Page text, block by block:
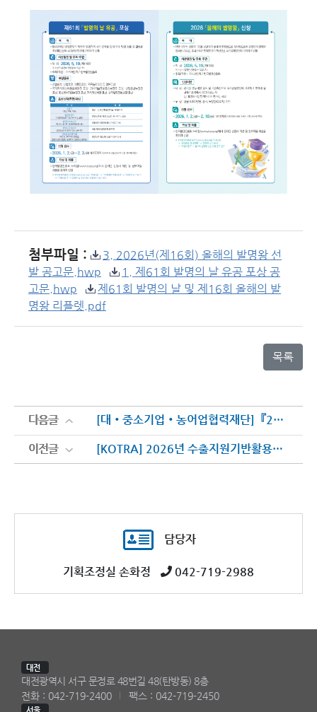
첨부파일 :
3. 2026년(제16회) 올해의 발명왕 선
발 공고문.hwp
1. 제61회 발명의 날 유공 포상 공
고문.hwp
제61회 발명의 날 및 제16회 올해의 발
명왕 리플렛.pdf
목록
다음글 [대‧중소기업‧농어업협력재단]『2026년 핵심기술 모니터링 지원사업』 신청기업 모집
다음글
이전글 [KOTRA] 2026년 수출지원기반활용사업 참여기업 모집공고
이전글
담당자
기획조정실 손화정 042-719-2988
대전
대전광역시 서구 문정로 48번길 48(탄방동) 8층
전화 : 042-719-2400
팩스 : 042-719-2450
서울